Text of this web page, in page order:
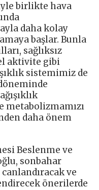
birlikte hava
daha kolay
başlar. Bunla
sağlıksız
aktivite gibi
sistemimiz de
daha önem
Beslenme ve
sonbahar
ve
önerilerde